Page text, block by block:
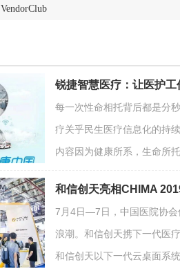
VendorClub
锐捷智慧医疗：让医护
每一次性命相托背后都是分
疗关乎民生医疗信息化的持
内容因为健康所系，生命所
和信创天亮相CHIMA
7月4日—7日，中国医院协会
浪潮。和信创天携下一代医
和信创天以下一代云桌面系